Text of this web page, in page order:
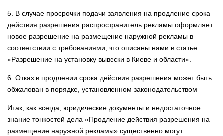
5. В случае просрочки подачи заявления на продление срока
действия разрешения распространитель рекламы оформляет
новое разрешение на размещение наружной рекламы в
соответствии с требованиями, что описаны нами в статье
«Разрешение на установку вывески в Киеве и области«.
6. Отказ в продлении срока действия разрешения может быть
обжалован в порядке, установленном законодательством
Итак, как всегда, юридические документы и недостаточное
знание тонкостей дела «Продление действия разрешения на
размещение наружной рекламы» существенно могут